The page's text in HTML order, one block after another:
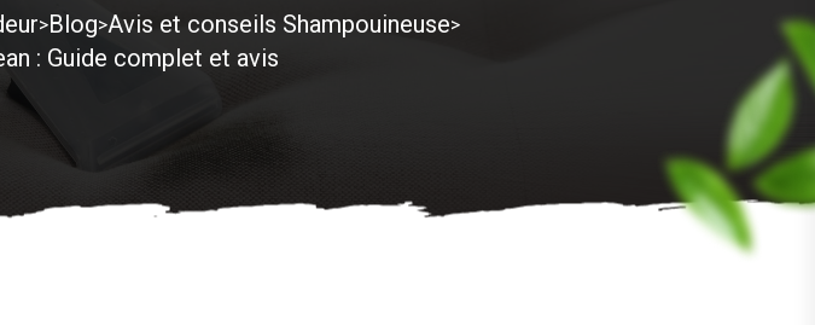
>Blog>Avis et conseils Shampouineuse>
: Guide complet et avis